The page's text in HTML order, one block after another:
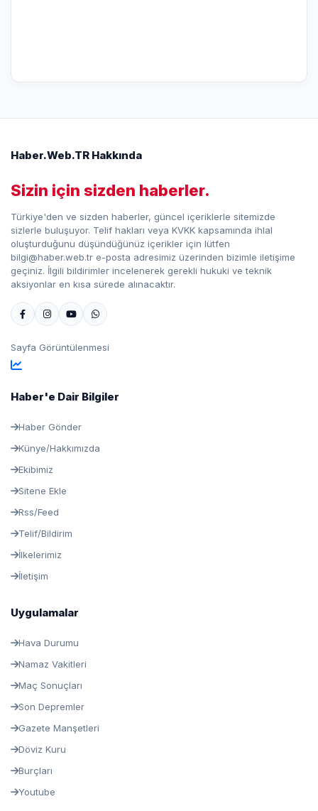
Haber.Web.TR Hakkında
Sizin için sizden haberler.
Türkiye'den ve sizden haberler, güncel içeriklerle sitemizde
sizlerle buluşuyor. Telif hakları veya KVKK kapsamında ihlal
oluşturduğunu düşündüğünüz içerikler için lütfen
bilgi@haber.web.tr e-posta adresimiz üzerinden bizimle iletişime
geçiniz. İlgili bildirimler incelenerek gerekli hukuki ve teknik
aksiyonlar en kısa sürede alınacaktır.
Sayfa Görüntülenmesi
Haber'e Dair Bilgiler
Haber Gönder
Künye/Hakkımızda
Ekibimiz
Sitene Ekle
Rss/Feed
Telif/Bildirim
İlkelerimiz
İletişim
Uygulamalar
Hava Durumu
Namaz Vakitleri
Maç Sonuçları
Son Depremler
Gazete Manşetleri
Döviz Kuru
Burçları
Youtube